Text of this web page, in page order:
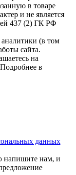
в товаре
и не является
437 (2) ГК РФ
(в том
сайта.
на
в
данных
напишите нам, и